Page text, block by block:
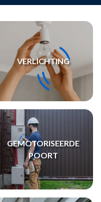
VERLICHTING
GEMOTORISEERDE
POORT